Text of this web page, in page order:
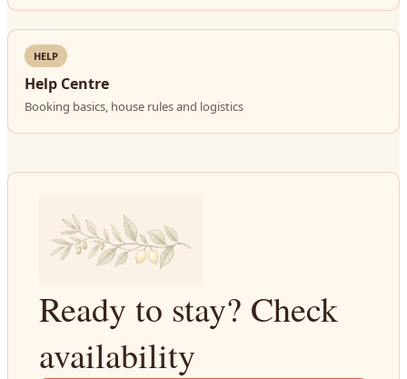
HELP
Help Centre
Booking basics, house rules and logistics
Ready to stay? Check
availability